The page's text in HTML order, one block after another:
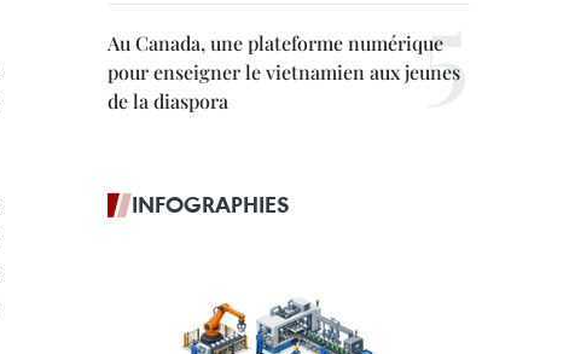
Au Canada, une plateforme numérique
pour enseigner le vietnamien aux jeunes
de la diaspora
INFOGRAPHIES